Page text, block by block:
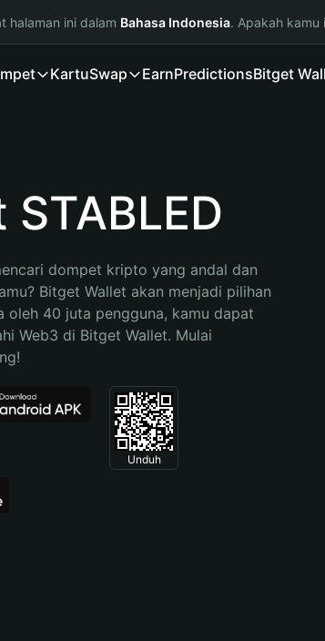
halaman ini dalam Bahasa Indonesia. Apakah kamu
KartuSwap EarnPredictionsBitget
dompet kripto yang andal dan
Bitget Wallet akan menjadi pilihan
oleh 40 juta pengguna, kamu dapat
Web3 di Bitget Wallet. Mulai
Unduh